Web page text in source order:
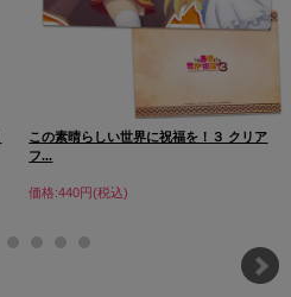
この素晴らしい世界に祝福を！３ クリア
フ...
価格:440円(税込)